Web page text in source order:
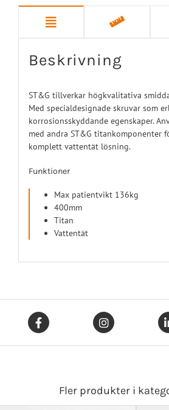
Beskrivning
ST&G tillverkar högkvalitativa
Med specialdesignade skruvar som
korrosionsskyddande egenskaper.
med andra ST&G titankomponenter
komplett vattentät lösning.
Funktioner
Max patientvikt 136kg
400mm
Titan
Vattentät
Fler produkter i